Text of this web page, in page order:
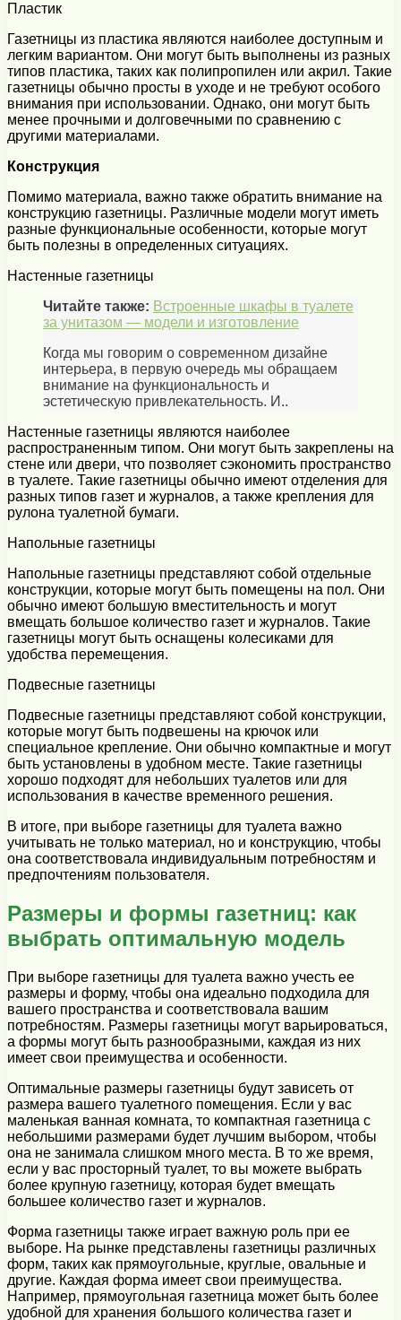
Пластик
Газетницы из пластика являются наиболее доступным и
легким вариантом. Они могут быть выполнены из разных
типов пластика, таких как полипропилен или акрил. Такие
газетницы обычно просты в уходе и не требуют особого
внимания при использовании. Однако, они могут быть
менее прочными и долговечными по сравнению с
другими материалами.
Конструкция
Помимо материала, важно также обратить внимание на
конструкцию газетницы. Различные модели могут иметь
разные функциональные особенности, которые могут
быть полезны в определенных ситуациях.
Настенные газетницы
Читайте также: Встроенные шкафы в туалете
за унитазом — модели и изготовление
Когда мы говорим о современном дизайне
интерьера, в первую очередь мы обращаем
внимание на функциональность и
эстетическую привлекательность. И..
Настенные газетницы являются наиболее
распространенным типом. Они могут быть закреплены на
стене или двери, что позволяет сэкономить пространство
в туалете. Такие газетницы обычно имеют отделения для
разных типов газет и журналов, а также крепления для
рулона туалетной бумаги.
Напольные газетницы
Напольные газетницы представляют собой отдельные
конструкции, которые могут быть помещены на пол. Они
обычно имеют большую вместительность и могут
вмещать большое количество газет и журналов. Такие
газетницы могут быть оснащены колесиками для
удобства перемещения.
Подвесные газетницы
Подвесные газетницы представляют собой конструкции,
которые могут быть подвешены на крючок или
специальное крепление. Они обычно компактные и могут
быть установлены в удобном месте. Такие газетницы
хорошо подходят для небольших туалетов или для
использования в качестве временного решения.
В итоге, при выборе газетницы для туалета важно
учитывать не только материал, но и конструкцию, чтобы
она соответствовала индивидуальным потребностям и
предпочтениям пользователя.
Размеры и формы газетниц: как
выбрать оптимальную модель
При выборе газетницы для туалета важно учесть ее
размеры и форму, чтобы она идеально подходила для
вашего пространства и соответствовала вашим
потребностям. Размеры газетницы могут варьироваться,
а формы могут быть разнообразными, каждая из них
имеет свои преимущества и особенности.
Оптимальные размеры газетницы будут зависеть от
размера вашего туалетного помещения. Если у вас
маленькая ванная комната, то компактная газетница с
небольшими размерами будет лучшим выбором, чтобы
она не занимала слишком много места. В то же время,
если у вас просторный туалет, то вы можете выбрать
более крупную газетницу, которая будет вмещать
большее количество газет и журналов.
Форма газетницы также играет важную роль при ее
выборе. На рынке представлены газетницы различных
форм, таких как прямоугольные, круглые, овальные и
другие. Каждая форма имеет свои преимущества.
Например, прямоугольная газетница может быть более
удобной для хранения большого количества газет и